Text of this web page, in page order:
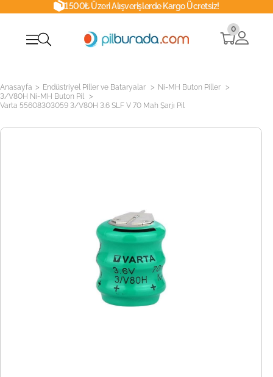
1500₺ Üzeri Alışverişlerde Kargo Ücretsiz!
0
Anasayfa > Endüstriyel Piller ve Bataryalar > Ni-MH Buton Piller >
3/V80H Ni-MH Buton Pil >
Varta 55608303059 3/V80H 3.6 SLF V 70 Mah Şarjı Pil